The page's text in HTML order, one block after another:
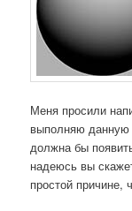
Меня просили
выполняю данную
должна бы
надеюсь вы
простой причине,